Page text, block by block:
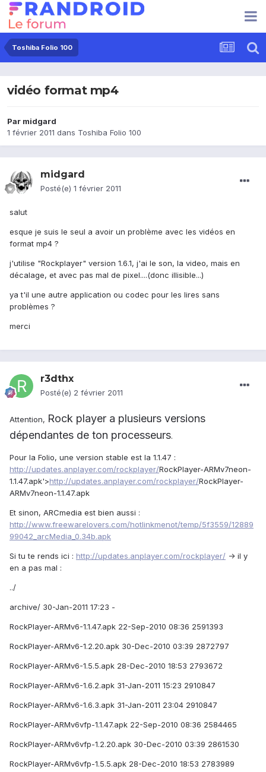
Toshiba Folio 100
vidéo format mp4
Par midgard
1 février 2011 dans Toshiba Folio 100
midgard
Posté(e) 1 février 2011
salut
esque je suis le seul a avoir un problème avec les vidéos en
format mp4 ?
j'utilise "Rockplayer" version 1.6.1, j'ai le son, la video, mais en
décalage, et avec pas mal de pixel....(donc illisible...)
ya t'il une autre application ou codec pour les lires sans
problèmes ?
merci
r3dthx
Posté(e) 2 février 2011
Attention, Rock player a plusieurs versions
dépendantes de ton processeurs.
Pour la Folio, une version stable est la 1.1.47 :
http://updates.anplayer.com/rockplayer/RockPlayer-ARMv7neon-
1.1.47.apk'>http://updates.anplayer.com/rockplayer/RockPlayer-
ARMv7neon-1.1.47.apk
Et sinon, ARCmedia est bien aussi :
http://www.freewarelovers.com/hotlinkmenot/temp/5f3559/12889
99042_arcMedia_0.34b.apk
Si tu te rends ici : http://updates.anplayer.com/rockplayer/ -> il y
en a pas mal :
../
archive/ 30-Jan-2011 17:23 -
RockPlayer-ARMv6-1.1.47.apk 22-Sep-2010 08:36 2591393
RockPlayer-ARMv6-1.2.20.apk 30-Dec-2010 03:39 2872797
RockPlayer-ARMv6-1.5.5.apk 28-Dec-2010 18:53 2793672
RockPlayer-ARMv6-1.6.2.apk 31-Jan-2011 15:23 2910847
RockPlayer-ARMv6-1.6.3.apk 31-Jan-2011 23:04 2910847
RockPlayer-ARMv6vfp-1.1.47.apk 22-Sep-2010 08:36 2584465
RockPlayer-ARMv6vfp-1.2.20.apk 30-Dec-2010 03:39 2861530
RockPlayer-ARMv6vfp-1.5.5.apk 28-Dec-2010 18:53 2783989